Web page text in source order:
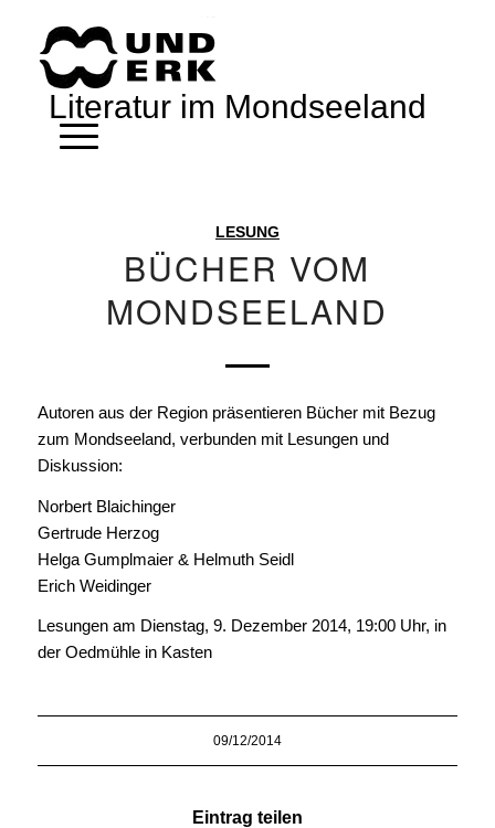
Literatur im Mondseeland
LESUNG
BÜCHER VOM
MONDSEELAND
Autoren aus der Region präsentieren Bücher mit Bezug
zum Mondseeland, verbunden mit Lesungen und
Diskussion:
Norbert Blaichinger
Gertrude Herzog
Helga Gumplmaier & Helmuth Seidl
Erich Weidinger
Lesungen am Dienstag, 9. Dezember 2014, 19:00 Uhr, in
der Oedmühle in Kasten
09/12/2014
Eintrag teilen